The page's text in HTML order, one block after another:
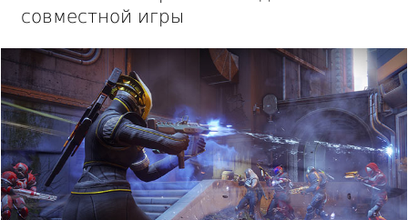
совместной игры